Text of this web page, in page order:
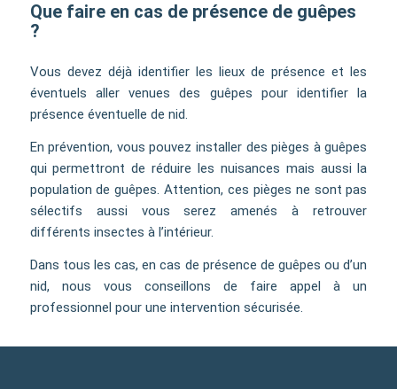
Que faire en cas de présence de guêpes
?
Vous devez déjà identifier les lieux de présence et les
éventuels aller venues des guêpes pour identifier la
présence éventuelle de nid.
En prévention, vous pouvez installer des pièges à guêpes
qui permettront de réduire les nuisances mais aussi la
population de guêpes. Attention, ces pièges ne sont pas
sélectifs aussi vous serez amenés à retrouver
différents insectes à l’intérieur.
Dans tous les cas, en cas de présence de guêpes ou d’un
nid, nous vous conseillons de faire appel à un
professionnel pour une intervention sécurisée.